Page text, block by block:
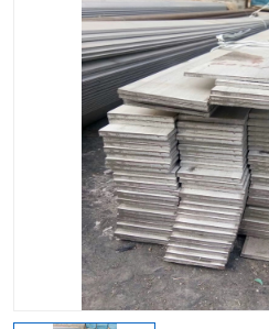
不锈钢封头
不锈钢阀门
不锈钢扁钢